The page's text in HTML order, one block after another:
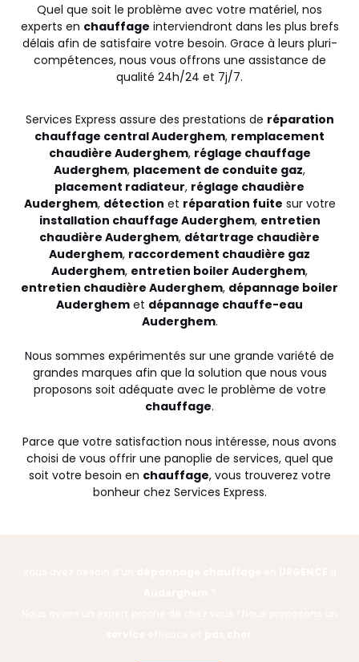
Quel que soit le problème avec votre matériel, nos
experts en chauffage interviendront dans les plus brefs
délais afin de satisfaire votre besoin. Grace à leurs pluri-
compétences, nous vous offrons une assistance de
qualité 24h/24 et 7j/7.
Services Express assure des prestations de réparation
chauffage central Auderghem, remplacement
chaudière Auderghem, réglage chauffage
Auderghem, placement de conduite gaz,
placement radiateur, réglage chaudière
Auderghem, détection et réparation fuite sur votre
installation chauffage Auderghem, entretien
chaudière Auderghem, détartrage chaudière
Auderghem, raccordement chaudière gaz
Auderghem, entretien boiler Auderghem,
entretien chaudière Auderghem, dépannage boiler
Auderghem et dépannage chauffe-eau
Auderghem.
Nous sommes expérimentés sur une grande variété de
grandes marques afin que la solution que nous vous
proposons soit adéquate avec le problème de votre
chauffage.
Parce que votre satisfaction nous intéresse, nous avons
choisi de vous offrir une panoplie de services, quel que
soit votre besoin en chauffage, vous trouverez votre
bonheur chez Services Express.